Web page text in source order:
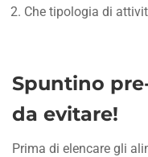
Che tipologia di
Spuntino
da evitare!
Prima di elencare gli